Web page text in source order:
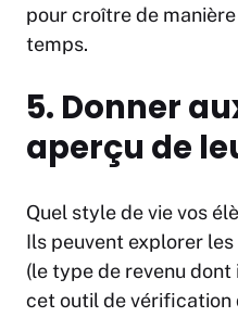
pour croître de
temps.
5. Donner
aperçu de
Quel style de vie vos
Ils peuvent explorer
(le type de revenu
cet outil de vérification